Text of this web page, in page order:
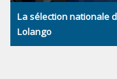
La sélection nationale
Lolango